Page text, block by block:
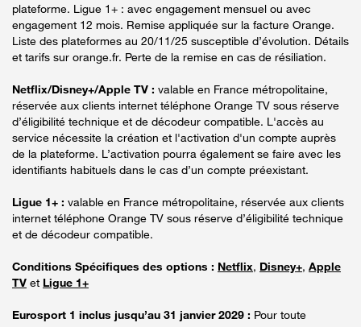
plateforme. Ligue 1+ : avec engagement mensuel ou avec
engagement 12 mois. Remise appliquée sur la facture Orange.
Liste des plateformes au 20/11/25 susceptible d’évolution. Détails
et tarifs sur orange.fr. Perte de la remise en cas de résiliation.
Netflix/Disney+/Apple TV : valable en France métropolitaine,
réservée aux clients internet téléphone Orange TV sous réserve
d’éligibilité technique et de décodeur compatible. L'accès au
service nécessite la création et l'activation d'un compte auprès
de la plateforme. L’activation pourra également se faire avec les
identifiants habituels dans le cas d’un compte préexistant.
Ligue 1+ : valable en France métropolitaine, réservée aux clients
internet téléphone Orange TV sous réserve d’éligibilité technique
et de décodeur compatible.
Conditions Spécifiques des options : Netflix, Disney+, Apple
TV et Ligue 1+
Eurosport 1 inclus jusqu’au 31 janvier 2029 : Pour toute